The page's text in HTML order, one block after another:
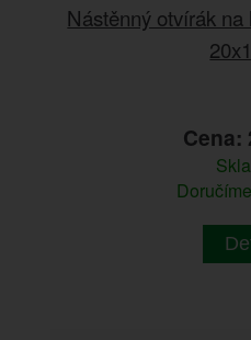
Nástěnný otvírák
Cena: